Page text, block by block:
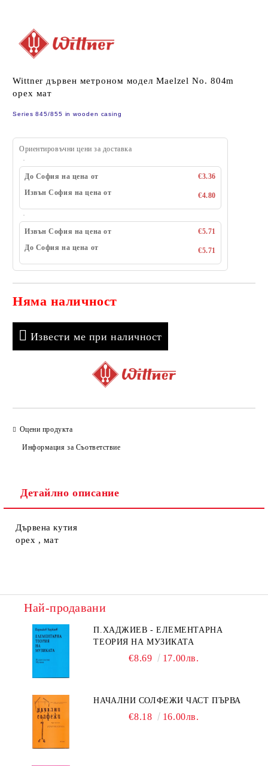
Wittner дървен метроном модел Maelzel No. 804m
орех мат
Series 845/855 in wooden casing
Ориентировъчни цени за доставка
До София на цена от
€3.36
Извън София на цена от
€4.80
Извън София на цена от
€5.71
До София на цена от
€5.71
Няма наличност
Извести ме при наличност
Оцени продукта
Информация за Съответствие
Детайлно описание
Дървена кутия
орех , мат
Най-продавани
П.ХАДЖИЕВ - ЕЛЕМЕНТАРНА
ТЕОРИЯ НА МУЗИКАТА
€8.69 17.00лв.
НАЧАЛНИ СОЛФЕЖИ ЧАСТ ПЪРВА
€8.18 16.00лв.